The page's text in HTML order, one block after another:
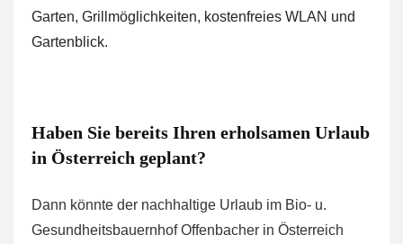
Garten, Grillmöglichkeiten, kostenfreies WLAN und
Gartenblick.
Haben Sie bereits Ihren erholsamen Urlaub
in Österreich geplant?
Dann könnte der nachhaltige Urlaub im Bio- u.
Gesundheitsbauernhof Offenbacher in Österreich